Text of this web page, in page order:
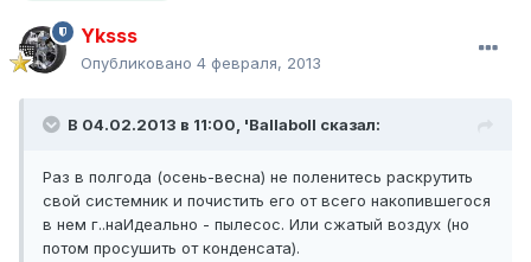
Yksss
Опубликовано 4 февраля, 2013
В 04.02.2013 в 11:00, 'Ballaboll сказал:
Раз в полгода (осень-весна) не поленитесь раскрутить
свой системник и почистить его от всего накопившегося
в нем г..наИдеально - пылесос. Или сжатый воздух (но
потом просушить от конденсата).